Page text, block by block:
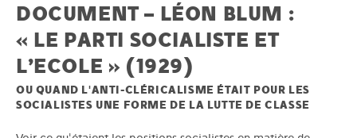
DOCUMENT – LÉON BLUM :
« LE PARTI SOCIALISTE ET
L’ECOLE » (1929)
OU QUAND L'ANTI-CLÉRICALISME ÉTAIT POUR LES
SOCIALISTES UNE FORME DE LA LUTTE DE CLASSE